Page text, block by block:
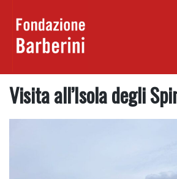
contentVisita all’Isola degli